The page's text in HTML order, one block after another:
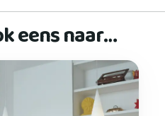
eens naar…